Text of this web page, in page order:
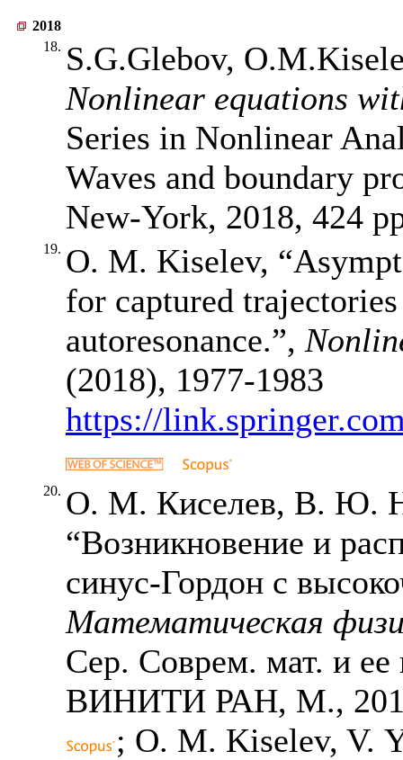
2018
18. S.G.Glebov,
Nonlinear equations
Series in Nonlinear
Waves and boundary
New-York, 2018, 424
19. O. M. Kiselev,
for captured
autoresonance.”,
(2018), 1977-1983
https://
20. О. М. Киселев, В. Ю.
“Возникновение и
синус-Гордон с
Математическая
Сер. Соврем. мат. и
ВИНИТИ РАН, М.,
; O. M. Kiselev, V.